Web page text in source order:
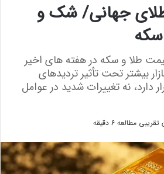
جهانی/ شک و
سکه
طلا و سکه در هفته های اخیر
بیشتر تحت تأثیر تردیدهای
دارد، نه تغییرات شدید در عوامل
مطالعه 6 دقیقه